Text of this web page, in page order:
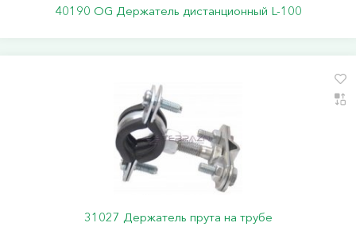
40190 ОG Держатель дистанционный L-100
31027 Держатель прута на трубе